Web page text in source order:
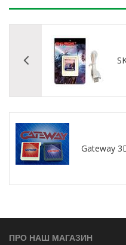
Gateway
ПРО НАШ МАГАЗИН